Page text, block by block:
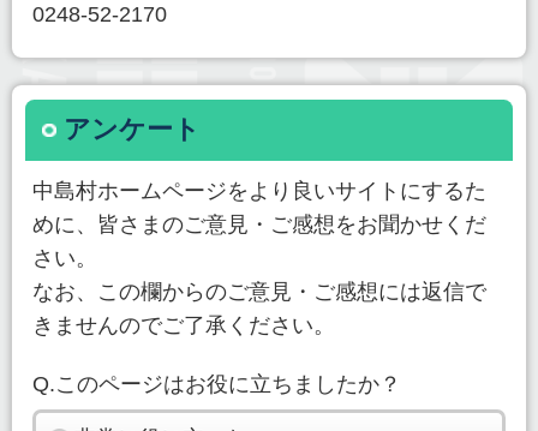
0248-52-2170
アンケート
中島村ホームページをより良いサイトにするた
めに、皆さまのご意見・ご感想をお聞かせくだ
さい。
なお、この欄からのご意見・ご感想には返信で
きませんのでご了承ください。
Q.このページはお役に立ちましたか？